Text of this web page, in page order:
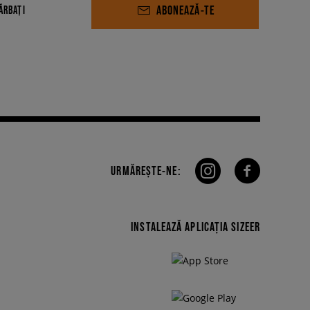
ABONEAZĂ-TE
URMĂREȘTE-NE:
INSTALEAZĂ APLICAȚIA SIZEER